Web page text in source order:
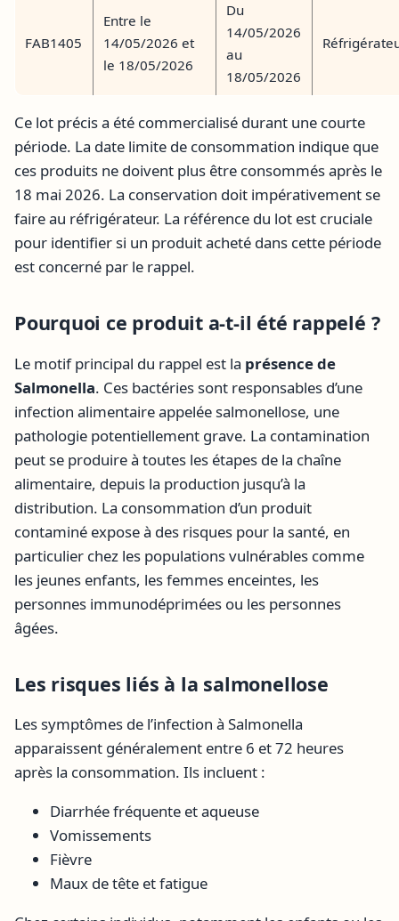
FAB1405
Entre le
14/05/2026 et
le 18/05/2026
Du
14/05/2026
au
18/05/2026
Ce lot précis a été commercialisé durant une courte
période. La date limite de consommation indique que
ces produits ne doivent plus être consommés après le
18 mai 2026. La conservation doit impérativement se
faire au réfrigérateur. La référence du lot est cruciale
pour identifier si un produit acheté dans cette période
est concerné par le rappel.
Pourquoi ce produit a-t-il été rappelé ?
Le motif principal du rappel est la présence de
Salmonella. Ces bactéries sont responsables d’une
infection alimentaire appelée salmonellose, une
pathologie potentiellement grave. La contamination
peut se produire à toutes les étapes de la chaîne
alimentaire, depuis la production jusqu’à la
distribution. La consommation d’un produit
contaminé expose à des risques pour la santé, en
particulier chez les populations vulnérables comme
les jeunes enfants, les femmes enceintes, les
personnes immunodéprimées ou les personnes
âgées.
Les risques liés à la salmonellose
Les symptômes de l’infection à Salmonella
apparaissent généralement entre 6 et 72 heures
après la consommation. Ils incluent :
Diarrhée fréquente et aqueuse
Vomissements
Fièvre
Maux de tête et fatigue